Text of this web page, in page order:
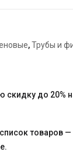
,Трубы и
скидку до 20%
товаров